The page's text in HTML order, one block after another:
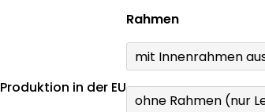
Rahmen
mit Innenrahmen
ohne Rahmen (nur
Produktion in der EU